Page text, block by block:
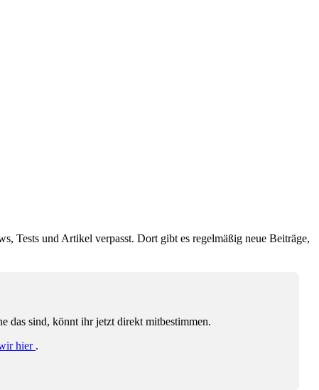
Tests und Artikel verpasst. Dort gibt es regelmäßig neue Beiträge,
das sind, könnt ihr jetzt direkt mitbestimmen.
hier .